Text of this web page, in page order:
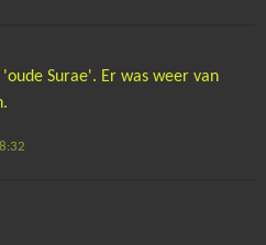
Surae'. Er was weer van